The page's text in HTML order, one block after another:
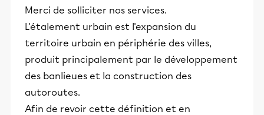
Merci de solliciter nos services.
L'étalement urbain est l'expansion du
territoire urbain en périphérie des villes,
produit principalement par le développement
des banlieues et la construction des
autoroutes.
Afin de revoir cette définition et en